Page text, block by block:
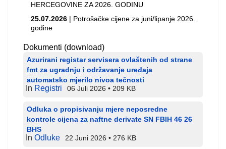
HERCEGOVINE ZA 2026. GODINU
25.07.2026 | Potrošačke cijene za juni/lipanje 2026.
godine
Dokumenti (download)
Azurirani registar servisera ovlaštenih od strane
fmt za ugradnju i održavanje uređaja
automatsko mjerilo nivoa tečnosti
In Registri 06 Juli 2026 209 KB
Odluka o propisivanju mjere neposredne
kontrole cijena za naftne derivate SN FBIH 46 26
BHS
In Odluke 22 Juni 2026 276 KB